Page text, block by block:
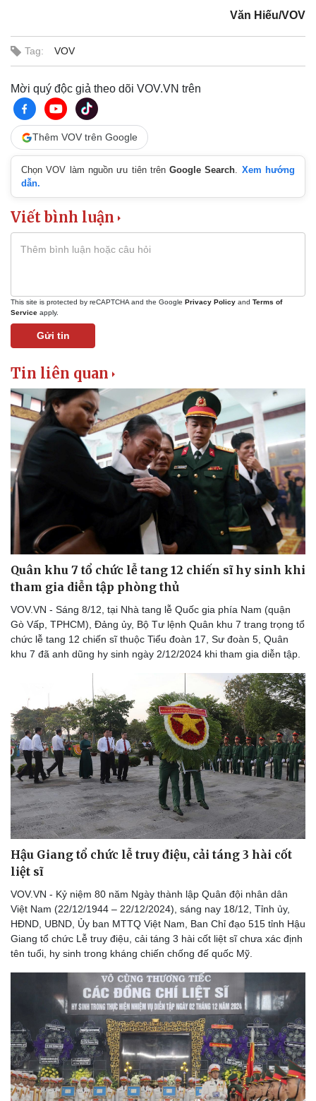
Kinh tế
Bất động sản
Khởi nghiệp
Thị trường
Giá vàng
Chứng khoán
Giá cà phê
Văn Hiếu/VOV
Tag: VOV
Mời quý độc giả theo dõi VOV.VN trên
Thêm VOV trên Google
Chọn VOV làm nguồn ưu tiên trênGoogle Search. Xem hướng
dẫn.
Viết bình luận
This site is protected by reCAPTCHA and the Google Privacy Policy and Terms of
Service apply.
Gửi tin
Tin liên quan
Quân khu 7 tổ chức lễ tang 12 chiến sĩ hy sinh khi
tham gia diễn tập phòng thủ
VOV.VN - Sáng 8/12, tại Nhà tang lễ Quốc gia phía Nam (quận
Gò Vấp, TPHCM), Đảng ủy, Bộ Tư lệnh Quân khu 7 trang trọng tổ
chức lễ tang 12 chiến sĩ thuộc Tiểu đoàn 17, Sư đoàn 5, Quân
khu 7 đã anh dũng hy sinh ngày 2/12/2024 khi tham gia diễn tập.
Hậu Giang tổ chức lễ truy điệu, cải táng 3 hài cốt
liệt sĩ
VOV.VN - Kỷ niệm 80 năm Ngày thành lập Quân đội nhân dân
Việt Nam (22/12/1944 – 22/12/2024), sáng nay 18/12, Tỉnh ủy,
HĐND, UBND, Ủy ban MTTQ Việt Nam, Ban Chỉ đạo 515 tỉnh Hậu
Giang tổ chức Lễ truy điệu, cải táng 3 hài cốt liệt sĩ chưa xác định
tên tuổi, hy sinh trong kháng chiến chống đế quốc Mỹ.